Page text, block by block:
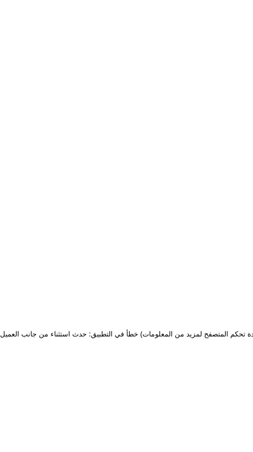
خطأ في التطبيق: حدث استثناء من جانب العميل تحكم المتصفح لمزيد من المعلومات)